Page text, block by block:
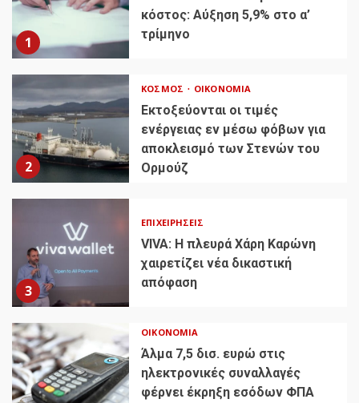
1
κόστος: Αύξηση 5,9% στο α’
τρίμηνο
2
ΚΌΣΜΟΣ ΟΙΚΟΝΟΜΊΑ
Εκτοξεύονται οι τιμές
ενέργειας εν μέσω φόβων για
αποκλεισμό των Στενών του
Ορμούζ
3
ΕΠΙΧΕΙΡΉΣΕΙΣ
VIVA: Η πλευρά Χάρη Καρώνη
χαιρετίζει νέα δικαστική
απόφαση
ΟΙΚΟΝΟΜΊΑ
Άλμα 7,5 δισ. ευρώ στις
ηλεκτρονικές συναλλαγές
φέρνει έκρηξη εσόδων ΦΠΑ